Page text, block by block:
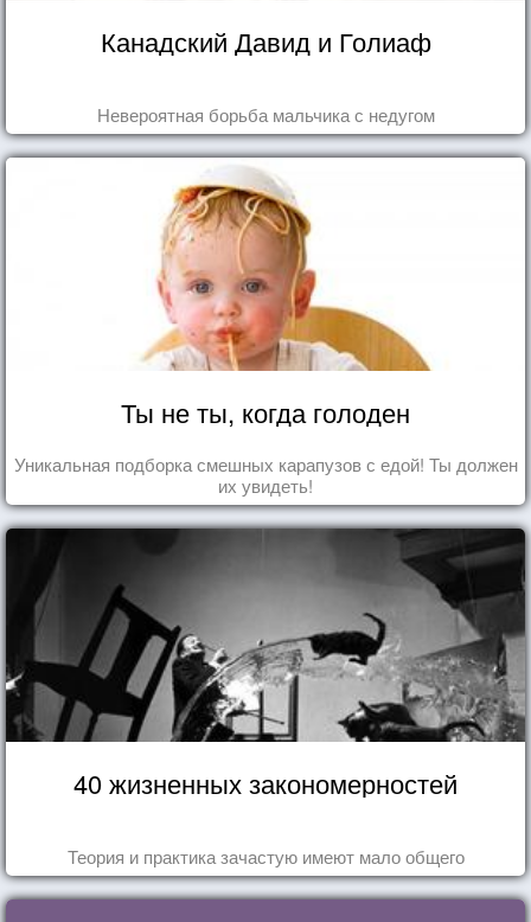
Канадский Давид и Голиаф
Невероятная борьба мальчика с недугом
Ты не ты, когда голоден
Уникальная подборка смешных карапузов с едой! Ты должен
их увидеть!
40 жизненных закономерностей
Теория и практика зачастую имеют мало общего